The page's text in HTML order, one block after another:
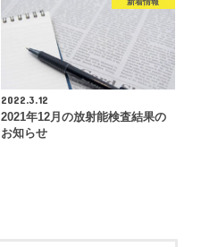
2022.3.12
2021年12月の放射能検査結果の
お知らせ